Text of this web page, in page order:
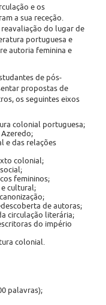
e os
a sua receção.
do lugar de
portuguesa e
autoria feminina e
de pós-
propostas de
os seguintes eixos
colonial portuguesa;
e das relações
colonial;
femininos;
cultural;
de autoras;
circulação literária;
do império
colonial.
palavras);